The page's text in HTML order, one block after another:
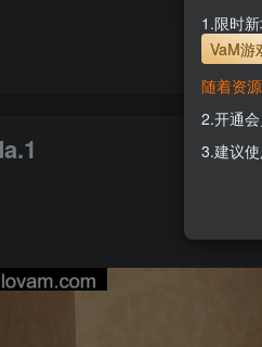
1.限时
VaM游
随着资
2.开通
3.建议